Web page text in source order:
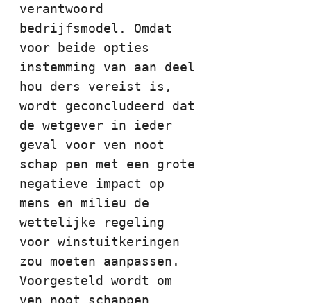
verantwoord
bedrijfsmodel. Omdat
voor beide opties
instemming van aan deel
hou ders vereist is,
wordt geconcludeerd dat
de wetgever in ieder
geval voor ven noot
schap pen met een grote
negatieve impact op
mens en milieu de
wettelijke regeling
voor winstuitkeringen
zou moeten aanpassen.
Voorgesteld wordt om
ven noot schappen